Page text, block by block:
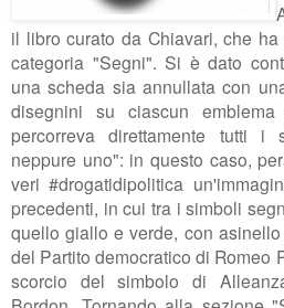
il libro curato da Chiavari, che
categoria "Segni". Si è dato
una scheda sia annullata con
disegnini su ciascun
percorreva direttamente tutti i
neppure uno": in questo caso,
veri #drogatidipolitica
precedenti, in cui tra i simboli
quello giallo e verde, con
del Partito democratico di Romeo
scorcio del simbolo di